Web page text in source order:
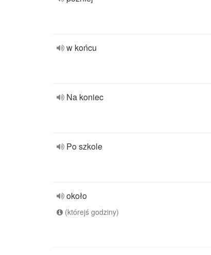
w końcu
Na koniec
Po szkole
około
(którejś godziny)